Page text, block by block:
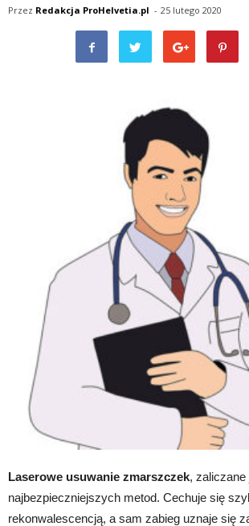
Przez Redakcja ProHelvetia.pl - 25 lutego 2020
Laserowe usuwanie zmarszczek, zaliczane
najbezpieczniejszych metod. Cechuje się
rekonwalescencją, a sam zabieg uznaje się